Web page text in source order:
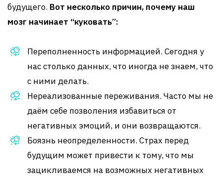
будущего. Вот несколько причин, почему наш
мозг начинает “куковать”:
Переполненность информацией. Сегодня у
нас столько данных, что иногда не знаем, что
с ними делать.
Нереализованные переживания. Часто мы не
даём себе позволения избавиться от
негативных эмоций, и они возвращаются.
Боязнь неопределенности. Страх перед
будущим может привести к тому, что мы
зацикливаемся на возможных негативных